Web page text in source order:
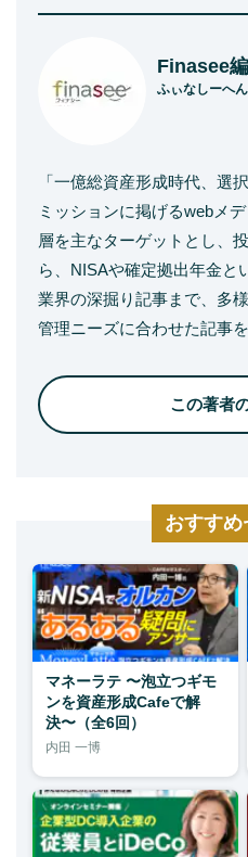
Finasee
ふぃなしーへ
「一億総資産形成時代、選
ミッションに掲げるwebメ
層を主なターゲットとし、
ら、NISAや確定拠出年金と
業界の深掘り記事まで、多
管理ニーズに合わせた記事
この著者
おすす
マネーラテ 〜泡立つギモ
ンを資産形成Cafeで解
決〜（全6回）
内田 一博